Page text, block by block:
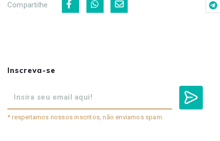
Compartilhe
Inscreva-se
* respeitamos nossos inscritos, não enviamos spam.